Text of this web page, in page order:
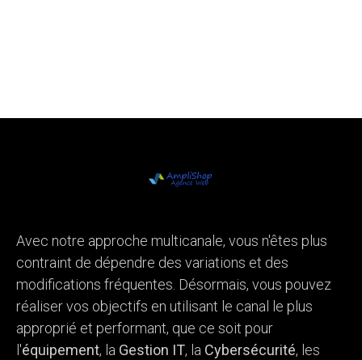
Avec notre approche multicanale, vous n'êtes plus
contraint de dépendre des variations et des
modifications fréquentes. Désormais, vous pouvez
réaliser vos objectifs en utilisant le canal le plus
approprié et performant, que ce soit pour
l'équipement, la Gestion IT, la Cybersécurité, les